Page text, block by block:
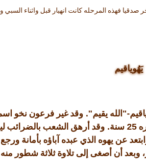
صدقيا فهذه المرحله كانت انهيار قبل واثناء
يَهُوياقيم
-" الله يقيم". وقد غير فرعون نخو
25 سنة. وقد أرهق الشعب بالضرائب
عن يهوه الذي عبده آباؤه بأمانة ورجع
وبعد أن أصغى إلى تلاوة ثلاثة شطور